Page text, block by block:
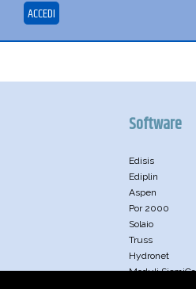
ACCEDI
Software
Edisis
Ediplin
Aspen
Por 2000
Solaio
Truss
Hydronet
Moduli SismiCa